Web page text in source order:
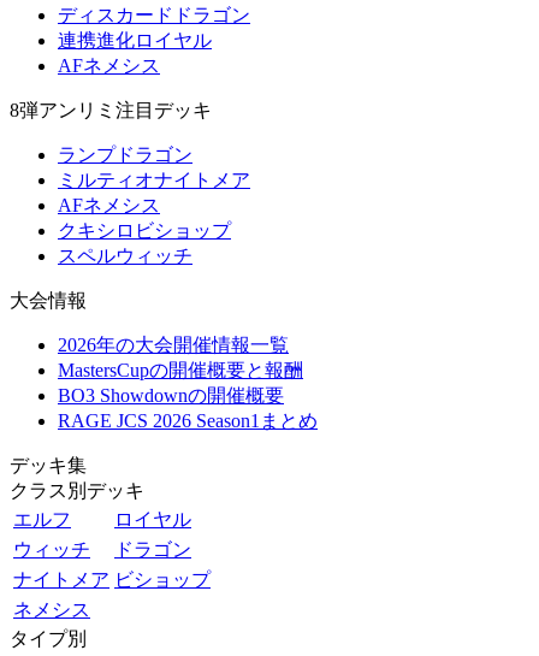
ディスカードドラゴン
連携進化ロイヤル
AFネメシス
8弾アンリミ注目デッキ
ランプドラゴン
ミルティオナイトメア
AFネメシス
クキシロビショップ
スペルウィッチ
大会情報
2026年の大会開催情報一覧
MastersCupの開催概要と報酬
BO3 Showdownの開催概要
RAGE JCS 2026 Season1まとめ
デッキ集
クラス別デッキ
エルフ
ロイヤル
ウィッチ
ドラゴン
ナイトメア ビショップ
ネメシス
タイプ別